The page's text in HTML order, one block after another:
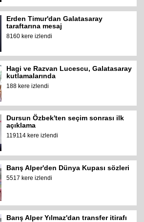
Erden Timur'dan Galatasaray
taraftarına mesaj
8160 kere izlendi
Hagi ve Razvan Lucescu, Galatasaray
kutlamalarında
188 kere izlendi
Dursun Özbek'ten seçim sonrası ilk
açıklama
119114 kere izlendi
Barış Alper'den Dünya Kupası sözleri
5517 kere izlendi
Barış Alper Yılmaz'dan transfer itirafı